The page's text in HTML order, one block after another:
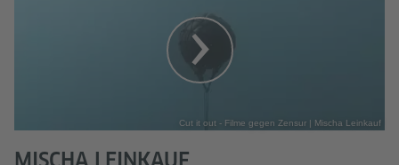
Cut it out - Filme gegen Zensur | Mischa Leinkauf